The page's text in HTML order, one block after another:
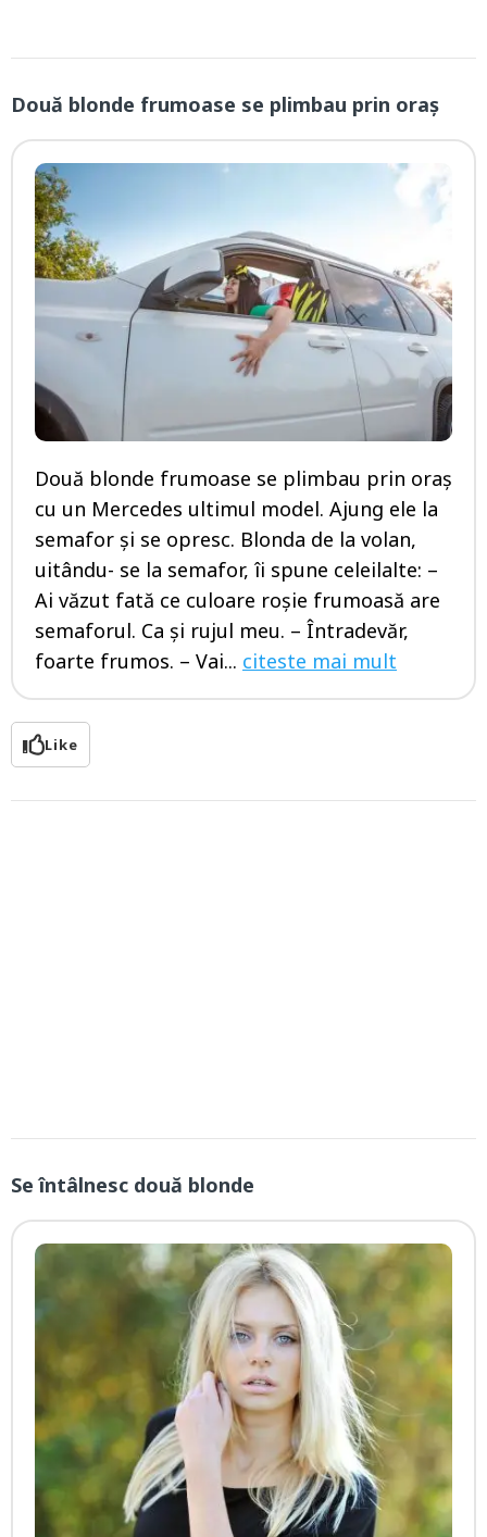
Două blonde frumoase se plimbau prin oraș
Două blonde frumoase se plimbau prin oraș
cu un Mercedes ultimul model. Ajung ele la
semafor și se opresc. Blonda de la volan,
uitându- se la semafor, îi spune celeilalte: –
Ai văzut fată ce culoare roșie frumoasă are
semaforul. Ca și rujul meu. – Întradevăr,
foarte frumos. – Vai... citeste mai mult
Like
Se întâlnesc două blonde